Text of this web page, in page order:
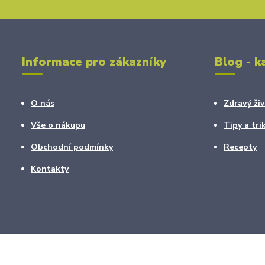
Informace pro zákazníky
O nás
Vše o nákupu
Obchodní podmínky
Kontakty
Blog -
Zdravý
Tipy a
Recepty